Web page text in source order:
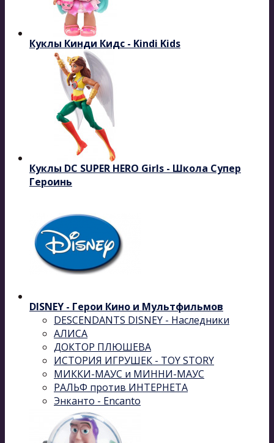
Куклы Кинди Кидс - Kindi Kids
Куклы DC SUPER HERO Girls - Школа Супер
Героинь
DISNEY - Герои Кино и Мультфильмов
DESCENDANTS DISNEY - Наследники
АЛИСА
ДОКТОР ПЛЮШЕВА
ИСТОРИЯ ИГРУШЕК - TOY STORY
МИККИ-МАУС и МИННИ-МАУС
РАЛЬФ против ИНТЕРНЕТА
Энканто - Encanto